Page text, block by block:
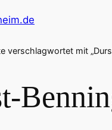
verschlagwortet mit